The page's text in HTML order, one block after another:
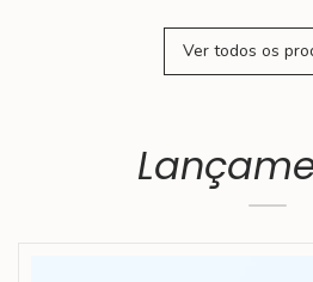
Ver todos os